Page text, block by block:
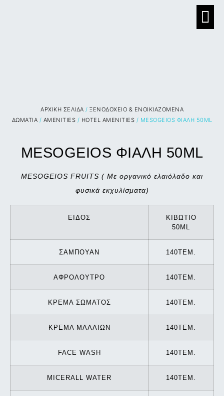
ΑΡΧΙΚΉ ΣΕΛΊΔΑ / ΞΕΝΟΔΟΧΕΙΟ & ΕΝΟΙΚΙΑΖΟΜΕΝΑ
ΔΩΜΑΤΙΑ / AMENITIES / HOTEL AMENITIES / MESOGEIOS ΦΙΑΛΗ 50ML
MESOGEIOS ΦΙΑΛΗ 50ML
MESOGEIOS FRUITS ( Με οργανικό ελαιόλαδο και
φυσικά εκχυλίσματα)
ΕΙΔΟΣ
ΚΙΒΩΤΙΟ
50ML
ΣΑΜΠΟΥΑΝ 140TEM.
ΑΦΡΟΛΟΥΤΡΟ 140TEM.
ΚΡΕΜΑ ΣΩΜΑΤΟΣ 140TEM.
ΚΡΕΜΑ ΜΑΛΛΙΩΝ 140TEM.
FACE WASH 140TEM.
MICERALL WATER 140TEM.